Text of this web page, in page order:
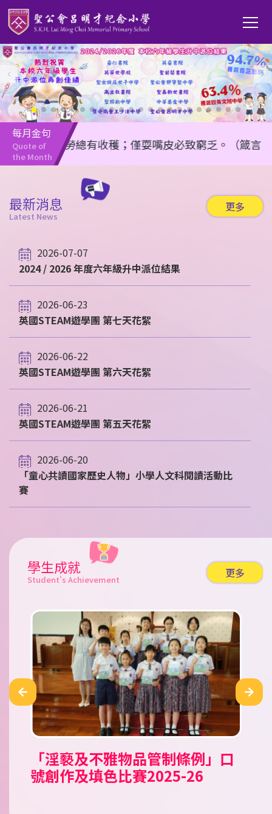
移至主內容
Main
每月金句
Quote of
the Month
任何勤勞總有收穫；僅耍嘴皮必致窮乏。（箴言 14:23
最新消息
Latest News
更多
2026-07-07
2024 / 2026 年度六年級升中派位結果
2026-06-23
英國STEAM遊學團 第七天花絮
2026-06-22
英國STEAM遊學團 第六天花絮
2026-06-21
英國STEAM遊學團 第五天花絮
2026-06-20
「童心共讀國家歷史人物」小學人文科閱讀活動比
賽
學生成就
Student's Achievement 更多
「淫褻及不雅物品管制條例」口
號創作及填色比賽2025-26
公民田徑錦標賽 2026
Tell A Tale Children’s
Storytelling Competition
「童心共讀國家歷史人物」小學
人文科閱讀活動比賽
2026新星啟德盃田徑錦標賽
霓裳裏的中國 華服親子設計比賽
香工思高盃小學足球邀請賽
嘉栢理念小學足球邀請賽2026
二零二六年香港花卉展覽（花
展）賽馬會學生繪畫比賽
香港青少年田徑分齡賽2026 (一)
2026新星新春兒童及少年田徑賽
南區小學生五人足球賽 2025/26
第十五屆（2025-2026）「閃耀
之星」才華拓展獎學金頒獎典禮
《我要讚佢》「最值得表揚學生
獎勵計劃」
聖公會小學第二十九屆數學奧林
匹克比賽
聖公會小學第二十九屆數學奧林
匹克比賽
沙田武術錦標賽
沙田武術錦標賽2025
愛國共融•彩繪舊城@中西區公
民教育填色比賽
第十二屆全港小學數學挑戰賽